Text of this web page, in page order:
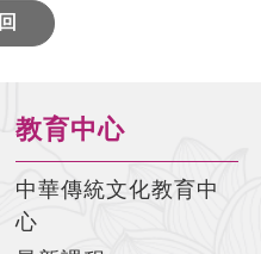
教育中心
中華傳統文化教育中
心